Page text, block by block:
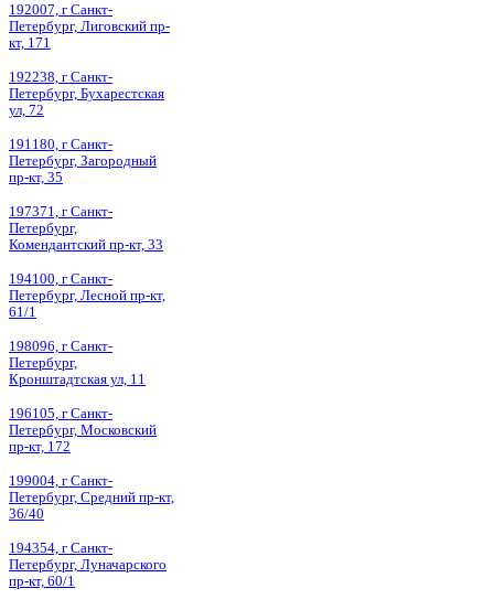
192007, г Санкт-
Петербург, Лиговский пр-
кт, 171
192238, г Санкт-
Петербург, Бухарестская
ул, 72
191180, г Санкт-
Петербург, Загородный
пр-кт, 35
197371, г Санкт-
Петербург,
Комендантский пр-кт, 33
194100, г Санкт-
Петербург, Лесной пр-кт,
61/1
198096, г Санкт-
Петербург,
Кронштадтская ул, 11
196105, г Санкт-
Петербург, Московский
пр-кт, 172
199004, г Санкт-
Петербург, Средний пр-кт,
36/40
194354, г Санкт-
Петербург, Луначарского
пр-кт, 60/1